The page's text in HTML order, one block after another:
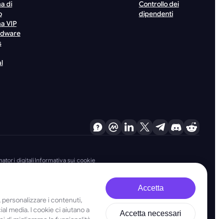
di
VIP
Controllo dei
dipendenti
digitali Informativa sui cookie
fermamente impegnate nella lotta al riciclaggio di denaro, al
e finanziamento del terrorismo, nonché delle misure anti-
personalizzare i contenuti,
media. I cookie ci aiutano a
Accetta
Accetta necessari